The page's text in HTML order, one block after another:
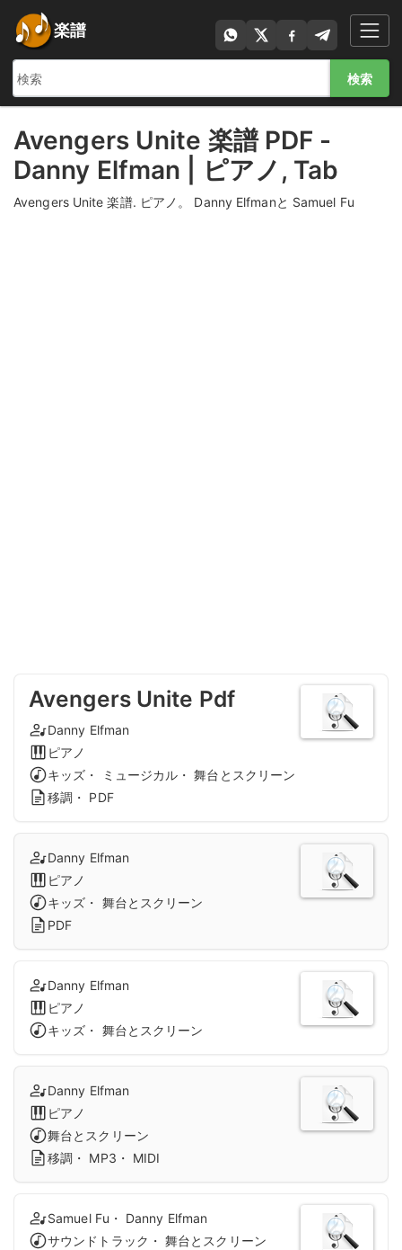
楽譜
検索
Avengers Unite 楽譜 PDF -
Danny Elfman | ピアノ, Tab
Avengers Unite 楽譜. ピアノ。 Danny Elfmanと Samuel Fu
Avengers Unite Pdf
Danny Elfman
ピアノ
キッズ・ ミュージカル・ 舞台とスクリーン
移調・ PDF
Danny Elfman
ピアノ
キッズ・ 舞台とスクリーン
PDF
Danny Elfman
ピアノ
キッズ・ 舞台とスクリーン
Danny Elfman
ピアノ
舞台とスクリーン
移調・ MP3・ MIDI
Samuel Fu・ Danny Elfman
サウンドトラック・ 舞台とスクリーン